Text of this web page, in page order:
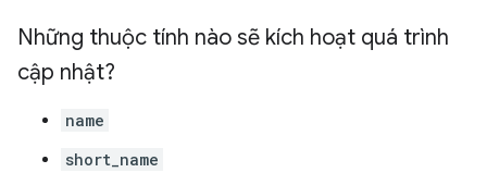
Những thuộc tính nào sẽ kích hoạt quá trình
cập nhật?
name
short_name